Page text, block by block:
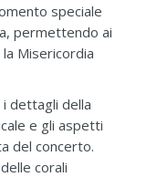
speciale
permettendo ai
Misericordia
i dettagli della
e gli aspetti
del concerto.
corali